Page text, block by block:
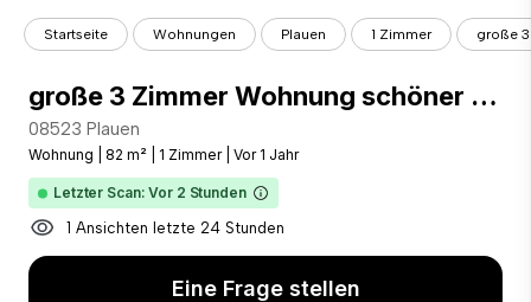
Startseite Wohnungen Plauen 1 Zimmer große
große 3 Zimmer Wohnung schöner Altbau DG
08523 Plauen
Wohnung 82 m² 1 Zimmer Vor 1 Jahr
Letzter Scan: Vor 2 Stunden
1 Ansichten letzte 24 Stunden
Eine Frage stellen